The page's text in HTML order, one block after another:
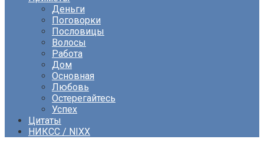
Деньги
Поговорки
Пословицы
Волосы
Работа
Дом
Основная
Любовь
Остерегайтесь
Успех
Цитаты
НИКСС / NIXX